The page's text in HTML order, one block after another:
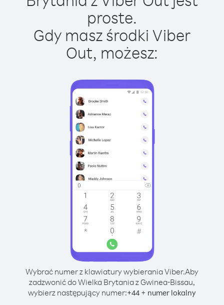
proste.
Gdy masz środki Viber
Out, możesz:
Wybrać numer z klawiatury wybierania Viber.Aby
zadzwonić do Wielka Brytania z Gwinea-Bissau,
wybierz następujący numer:+44 + numer lokalny